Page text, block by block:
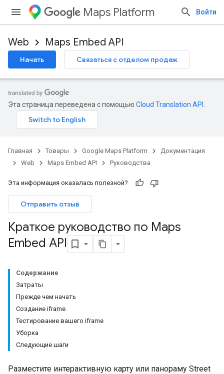
Maps Platform Войти
Web Maps Embed API
Начать Связаться с отделом продаж
Эта страница переведена с помощью Cloud Translation API
Главная Товары Google Maps Platform
Документация
Web
Maps Embed API Руководства
Эта информация оказалась полезной?
Отправить отзыв
Краткое руководство по Maps
Embed API
Содержание
Затраты
Прежде чем начать
Создание iframe
Тестирование вашего iframe
Уборка
Следующие шаги
Разместите интерактивную карту или панораму Street